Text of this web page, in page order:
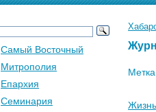
Самый Восточный
Митрополия
Епархия
Семинария